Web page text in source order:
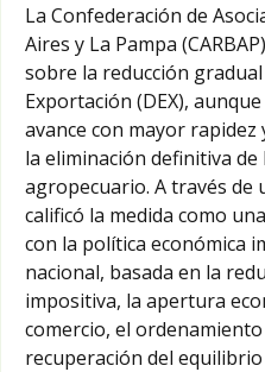
La Confederación de
Aires y La Pampa
sobre la reducción
Exportación (DEX),
avance con mayor
la eliminación definitiva
agropecuario. A través de
calificó la medida como
con la política económica
nacional, basada en la
impositiva, la apertura
comercio, el
recuperación del equilibrio